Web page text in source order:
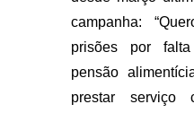
campanha:
prisões por
pensão
prestar serviço